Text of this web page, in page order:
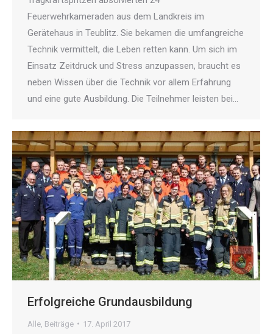
Feuerwehrkameraden aus dem Landkreis im
Gerätehaus in Teublitz. Sie bekamen die umfangreiche
Technik vermittelt, die Leben retten kann. Um sich im
Einsatz Zeitdruck und Stress anzupassen, braucht es
neben Wissen über die Technik vor allem Erfahrung
und eine gute Ausbildung. Die Teilnehmer leisten bei…
Erfolgreiche Grundausbildung
Alle Beiträge 17. April 2017